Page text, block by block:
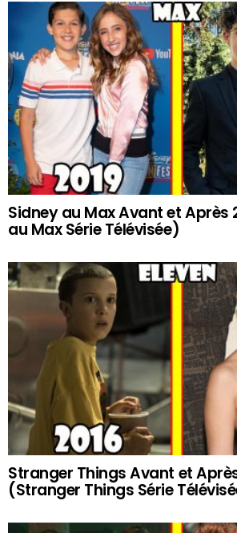
Sidney au Max Avant et Après
au Max Série Télévisée)
Stranger Things Avant et
(Stranger Things Série